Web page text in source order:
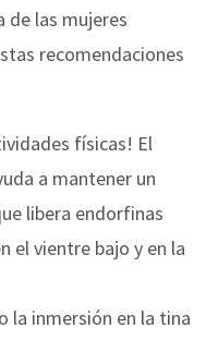
de las mujeres
recomendaciones
físicas! El
a mantener un
libera endorfinas
el vientre bajo y en la
la inmersión en la tina